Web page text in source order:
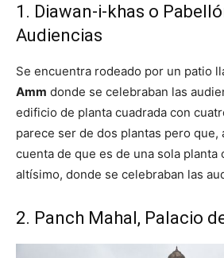
1. Diawan-i-khas o
Audiencias
Se encuentra rodeado por un patio
Amm donde se celebraban las
edificio de planta cuadrada con
parece ser de dos plantas pero que,
cuenta de que es de una sola planta
altísimo, donde se celebraban las
2. Panch Mahal, Palacio